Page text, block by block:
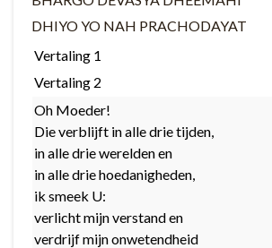
DHIYO YO NAH PRACHODAYAT
Vertaling 1
Vertaling 2
Oh Moeder!
Die verblijft in alle drie tijden,
in alle drie werelden en
in alle drie hoedanigheden,
ik smeek U:
verlicht mijn verstand en
verdrijf mijn onwetendheid